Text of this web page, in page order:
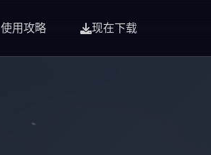
使用攻略 现在下载